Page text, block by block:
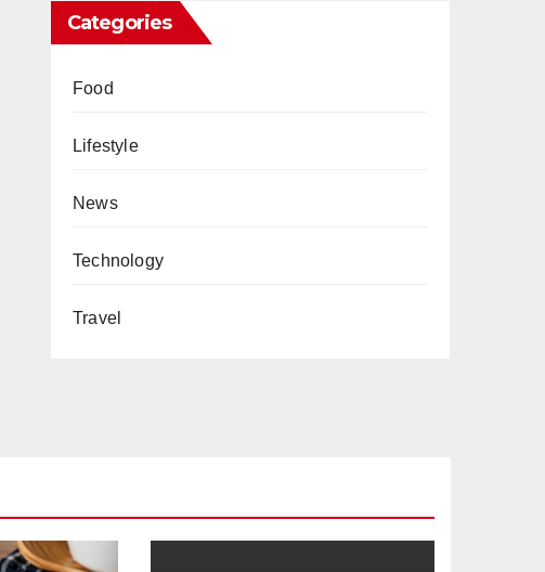
Categories
Food
Lifestyle
News
Technology
Travel